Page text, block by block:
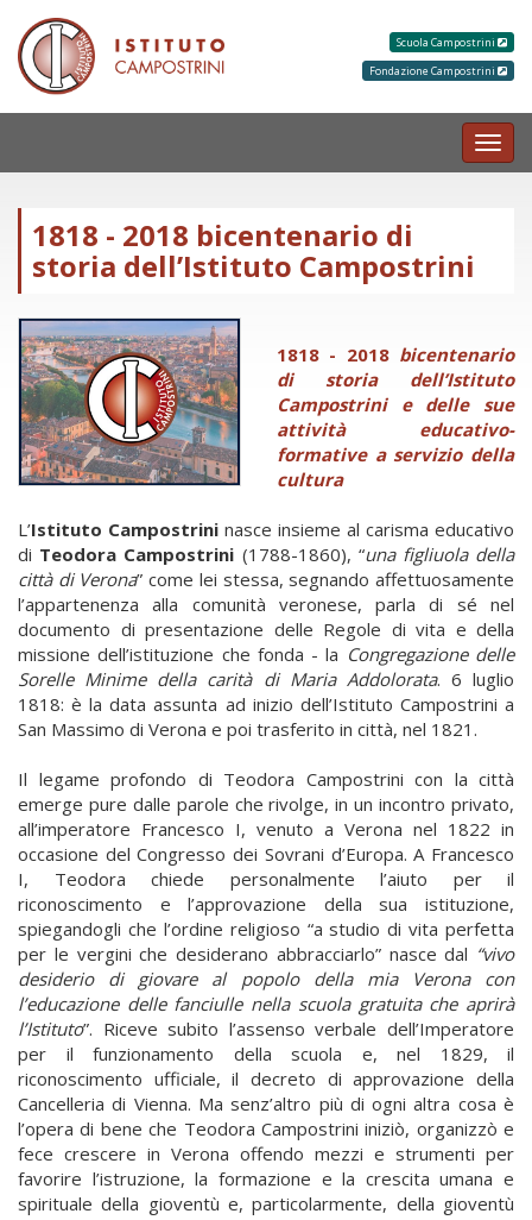
Scuola Campostrini
Fondazione Campostrini
1818 - 2018 bicentenario di
storia dell’Istituto Campostrini
1818 - 2018 bicentenario
di storia dell’Istituto
Campostrini e delle sue
attività educativo-
formative a servizio della
cultura
L’Istituto Campostrini nasce insieme al carisma educativo
di Teodora Campostrini (1788-1860), “una figliuola della
città di Verona” come lei stessa, segnando affettuosamente
l’appartenenza alla comunità veronese, parla di sé nel
documento di presentazione delle Regole di vita e della
missione dell’istituzione che fonda - la Congregazionedelle
Sorelle Minime della carità di Maria Addolorata. 6 luglio
1818: è la data assunta ad inizio dell’Istituto Campostrini a
San Massimo di Verona e poi trasferito in città, nel 1821.
Il legame profondo di Teodora Campostrini con la città
emerge pure dalle parole che rivolge, in un incontro privato,
all’imperatore Francesco I, venuto a Verona nel 1822 in
occasione del Congresso dei Sovrani d’Europa. A Francesco
I, Teodora chiede personalmente l’aiuto per il
riconoscimento e l’approvazione della sua istituzione,
spiegandogli che l’ordine religioso “a studio di vita perfetta
per le vergini che desiderano abbracciarlo” nasce dal “vivo
desiderio di giovare al popolo della mia Verona con
l’educazione delle fanciulle nella scuola gratuita che aprirà
l’Istituto”. Riceve subito l’assenso verbale dell’Imperatore
per il funzionamento della scuola e, nel 1829, il
riconoscimento ufficiale, il decreto di approvazione della
Cancelleria di Vienna. Ma senz’altro più di ogni altra cosa è
l’opera di bene che Teodora Campostrini iniziò, organizzò e
fece crescere in Verona offendo mezzi e strumenti per
favorire l’istruzione, la formazione e la crescita umana e
spirituale della gioventù e, particolarmente, della gioventù